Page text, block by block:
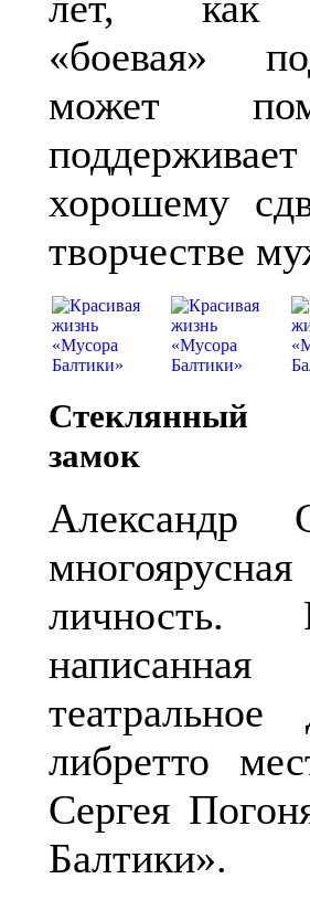
«боевая»
может
хорошему
творчестве
Стеклянный
замок
Александр
либретто
Сергея
Балтики».